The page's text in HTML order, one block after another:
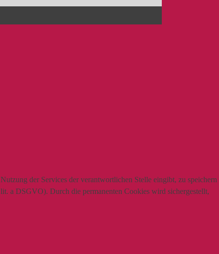
der Services der verantwortlichen Stelle eingibt, zu speichern
a DSGVO). Durch die permanenten Cookies wird sichergestellt,